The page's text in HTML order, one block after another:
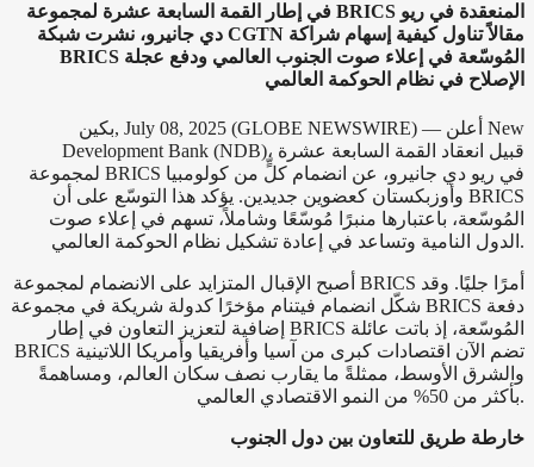
في إطار القمة السابعة عشرة لمجموعة BRICS المنعقدة في ريو
دي جانيرو، نشرت شبكة CGTN مقالاً تناول كيفية إسهام شراكة
BRICS المُوسّعة في إعلاء صوت الجنوب العالمي ودفع عجلة
الإصلاح في نظام الحوكمة العالمي
بكين, July 08, 2025 (GLOBE NEWSWIRE) — أعلن New
Development Bank (NDB)، قبيل انعقاد القمة السابعة عشرة
لمجموعة BRICS في ريو دي جانيرو، عن انضمام كلٍّ من كولومبيا
وأوزبكستان كعضوين جديدين. يؤكد هذا التوسّع على أن BRICS
المُوسّعة، باعتبارها منبرًا مُوسّعًا وشاملاً، تسهم في إعلاء صوت
الدول النامية وتساعد في إعادة تشكيل نظام الحوكمة العالمي.
أصبح الإقبال المتزايد على الانضمام لمجموعة BRICS أمرًا جليًا. وقد
شكّل انضمام فيتنام مؤخرًا كدولة شريكة في مجموعة BRICS دفعة
إضافية لتعزيز التعاون في إطار BRICS المُوسّعة، إذ باتت عائلة
BRICS تضم الآن اقتصادات كبرى من آسيا وأفريقيا وأمريكا اللاتينية
والشرق الأوسط، ممثلةً ما يقارب نصف سكان العالم، ومساهمةً
بأكثر من 50% من النمو الاقتصادي العالمي.
خارطة طريق للتعاون بين دول الجنوب